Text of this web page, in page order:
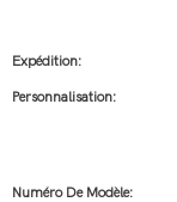
Expédition:
Personnalisation:
Numéro De Modèle: